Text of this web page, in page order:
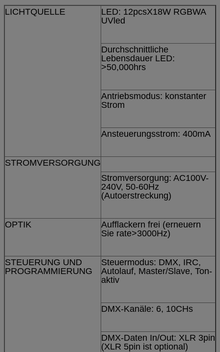
LICHTQUELLE
LED: 12pcsX18W RGBWA
UVled
Durchschnittliche
Lebensdauer LED:
>50,000hrs
Antriebsmodus: konstanter
Strom
Ansteuerungsstrom: 400mA
STROMVERSORGUNG
Stromversorgung: AC100V-
240V, 50-60Hz
(Autoerstreckung)
OPTIK
Aufflackern frei (erneuern
Sie rate>3000Hz)
STEUERUNG UND
PROGRAMMIERUNG
Steuermodus: DMX, IRC,
Autolauf, Master/Slave, Ton-
aktiv
DMX-Kanäle: 6, 10CHs
DMX-Daten In/Out: XLR 3pin
(XLR 5pin ist optional)